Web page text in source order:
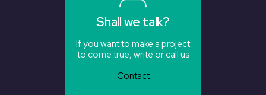
Shall we talk?
If you want to make a project
to come true, write or call us
Contact